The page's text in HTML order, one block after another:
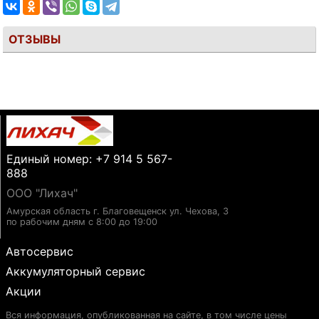
ОТЗЫВЫ
Единый номер: +7 914 5 567-
888
ООО "Лихач"
Амурская область г. Благовещенск ул. Чехова, 3
по рабочим дням с 8:00 до 19:00
Автосервис
Аккумуляторный сервис
Акции
Вся информация, опубликованная на сайте, в том числе цены